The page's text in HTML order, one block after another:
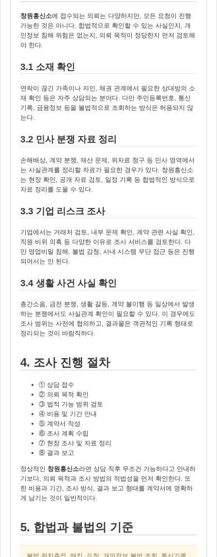
창원흥신소에 접수되는 의뢰는 다양하지만, 모든 요청이 진행
가능한 것은 아니다. 합법적으로 확인할 수 있는 사실인지, 개
인정보 침해 위험은 없는지, 의뢰 목적이 정당한지 먼저 검토해
야 한다.
3.1 소재 확인
연락이 끊긴 가족이나 지인, 채권 관계에서 필요한 상대방의 소
재 확인 등은 자주 상담되는 분야다. 다만 주민등록번호, 통신
기록, 금융정보 등을 불법적으로 조회하는 방식은 허용되지 않
는다.
3.2 민사 분쟁 자료 정리
손해배상, 계약 분쟁, 재산 문제, 위자료 청구 등 민사 영역에서
는 사실관계를 정리할 자료가 필요한 경우가 있다. 창원흥신소
는 현장 확인, 공개 자료 검토, 일정 기록 등 합법적인 방식으로
자료 정리를 도울 수 있다.
3.3 기업 리스크 조사
기업에서는 거래처 검토, 내부 문제 확인, 계약 관련 사실 확인,
직원 비위 의혹 등 다양한 이유로 조사 서비스를 검토한다. 다
만 영업비밀 침해, 불법 감청, 사내 시스템 무단 접근 등은 진행
되어서는 안 된다.
3.4 생활 사건 사실 확인
층간소음, 금전 분쟁, 생활 갈등, 계약 불이행 등 일상에서 발생
하는 분쟁에서도 사실관계 확인이 필요할 수 있다. 이 경우에도
조사 범위는 사전에 협의하고, 결과물은 객관적인 기록 형태로
정리되는 것이 바람직하다.
4. 조사 진행 절차
① 상담 접수
② 의뢰 목적 확인
③ 법적 가능 범위 검토
④ 비용 및 기간 안내
⑤ 계약서 작성
⑥ 조사 계획 수립
⑦ 현장 조사 및 자료 정리
⑧ 결과 보고
정상적인 창원흥신소라면 상담 직후 무조건 가능하다고 안내하
기보다, 의뢰 목적과 조사 방법의 적법성을 먼저 확인한다. 또
한 비용과 기간, 조사 방식, 결과 보고 형태를 계약서에 명확하
게 남기는 것이 일반적이다.
5. 합법과 불법의 기준